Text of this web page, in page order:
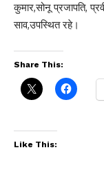
कुमार,सोनू प्रजापति,
साव,उपस्थित रहे।
Share This:
Like This: